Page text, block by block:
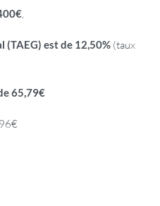
,
(TAEG) est de 12,50% (taux
65,79€